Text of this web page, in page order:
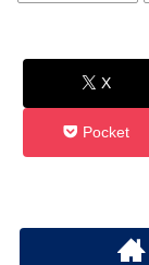
X
Pocket